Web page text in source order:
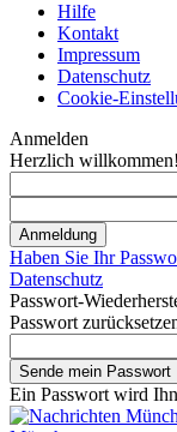
Hilfe
Kontakt
Impressum
Datenschutz
Cookie-
Anmelden
Herzlich
Haben Sie Ihr
Datenschutz
Passwort-
Passwort
Ein Passwort wird